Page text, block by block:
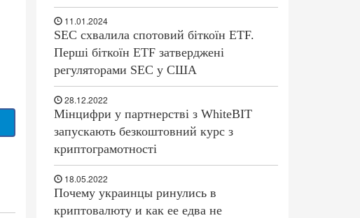
11.01.2024
SEC схвалила спотовий біткоїн ETF.
Перші біткоїн ETF затверджені
регуляторами SEC у США
28.12.2022
Мінцифри у партнерстві з WhiteBIT
запускають безкоштовний курс з
криптограмотності
18.05.2022
Почему украинцы ринулись в
криптовалюту и как ее едва не